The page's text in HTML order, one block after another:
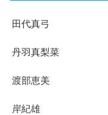
田代真弓
丹羽真梨菜
渡部恵美
岸紀雄